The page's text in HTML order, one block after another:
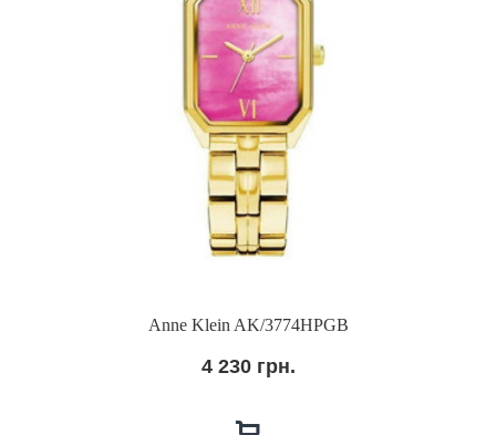
Anne Klein AK/3774HPGB
4 230 грн.